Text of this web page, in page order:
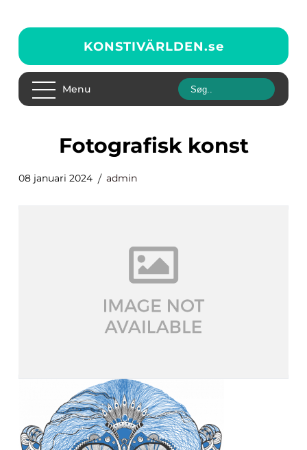
KONSTIVÄRLDEN.se
Menu
fotografisk konst
08 januari 2024 admin